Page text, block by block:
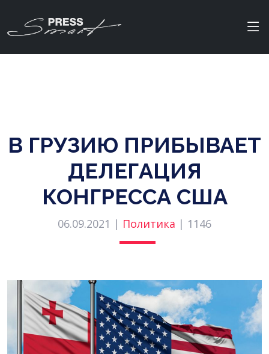
В ГРУЗИЮ ПРИБЫВАЕТ
ДЕЛЕГАЦИЯ
КОНГРЕССА США
06.09.2021 | Политика | 1146